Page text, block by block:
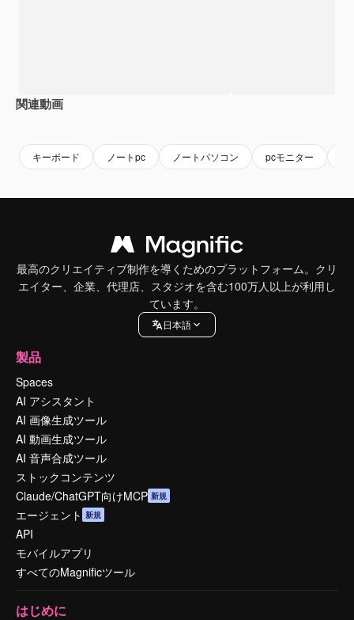
関連動画
キーボード ノートpc ノートパソコン pcモニター
最高のクリエイティブ制作を導くためのプラットフォーム。クリ
エイター、企業、代理店、スタジオを含む100万人以上が利用し
ています。
日本語
製品
Spaces
AI アシスタント
AI 画像生成ツール
AI 動画生成ツール
AI 音声合成ツール
ストックコンテンツ
Claude/ChatGPT向けMCP 新規
エージェント 新規
API
モバイルアプリ
すべてのMagnificツール
はじめに